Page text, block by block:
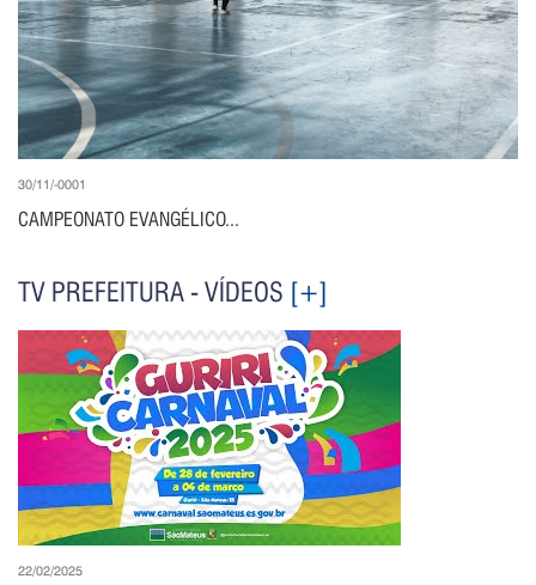
30/11/-0001
CAMPEONATO EVANGÉLICO...
TV PREFEITURA - VÍDEOS [+]
22/02/2025